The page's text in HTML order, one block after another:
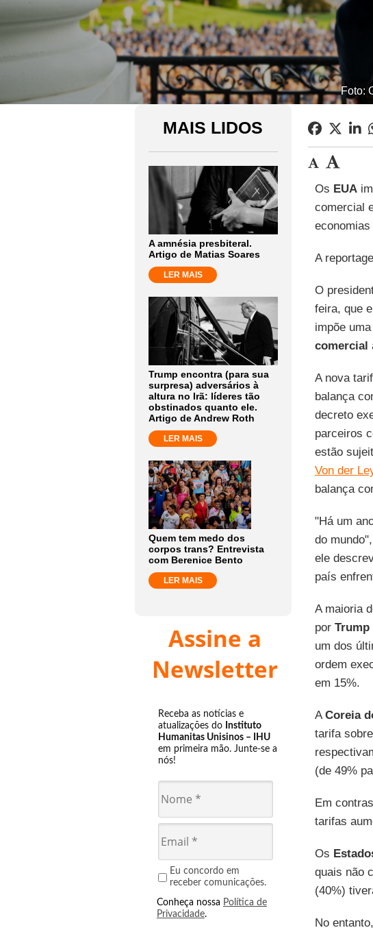
Foto:
MAIS LIDOS
A amnésia presbiteral.
Artigo de Matias Soares
LER MAIS
Trump encontra (para sua
surpresa) adversários à
altura no Irã: líderes tão
obstinados quanto ele.
Artigo de Andrew Roth
LER MAIS
Quem tem medo dos
corpos trans? Entrevista
com Berenice Bento
LER MAIS
Assine a
Newsletter
Receba as notícias e
atualizações do Instituto
Humanitas Unisinos – IHU
em primeira mão. Junte-se a
nós!
Eu concordo em
receber comunicações.
Conheça nossa Política de
Privacidade.
Os EUA
comercial
A
O
feira, que
impõe
comercial
A nova
balança
decreto
parceiros
estão
Von der
balança
"Há um
do
ele
país
A maioria
por Trump
um dos
ordem
em 15%.
ACoreia
tarifa
(de 49%
Em
tarifas
Os
quais não
(40%)
No